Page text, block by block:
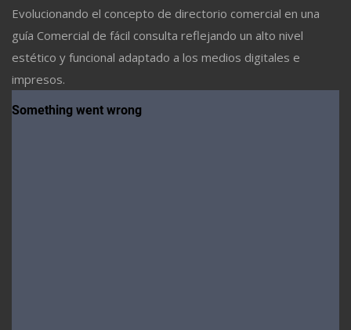
Evolucionando el concepto de directorio comercial en una
guía Comercial de fácil consulta reflejando un alto nivel
estético y funcional adaptado a los medios digitales e
impresos.